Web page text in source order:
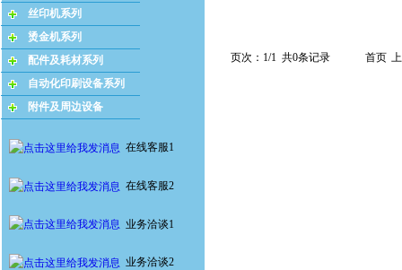
丝印机系列
烫金机系列
配件及耗材系列
自动化印刷设备系列
附件及周边设备
在线客服1
在线客服2
业务洽谈1
业务洽谈2
页次：1/1 共0条记录 首页